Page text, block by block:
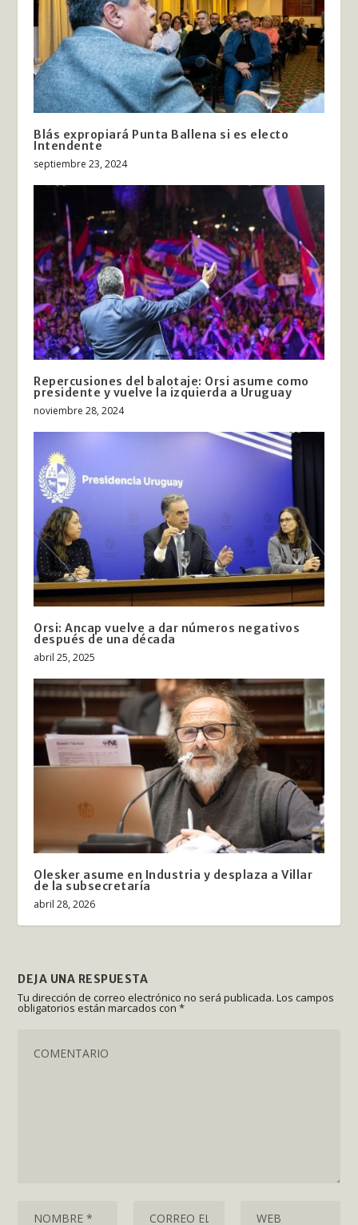
Blás expropiará Punta Ballena si es electo
Intendente
septiembre 23, 2024
Repercusiones del balotaje: Orsi asume como
presidente y vuelve la izquierda a Uruguay
noviembre 28, 2024
Orsi: Ancap vuelve a dar números negativos
después de una década
abril 25, 2025
Olesker asume en Industria y desplaza a Villar
de la subsecretaría
abril 28, 2026
DEJA UNA RESPUESTA
Tu dirección de correo electrónico no será publicada. Los campos
obligatorios están marcados con*